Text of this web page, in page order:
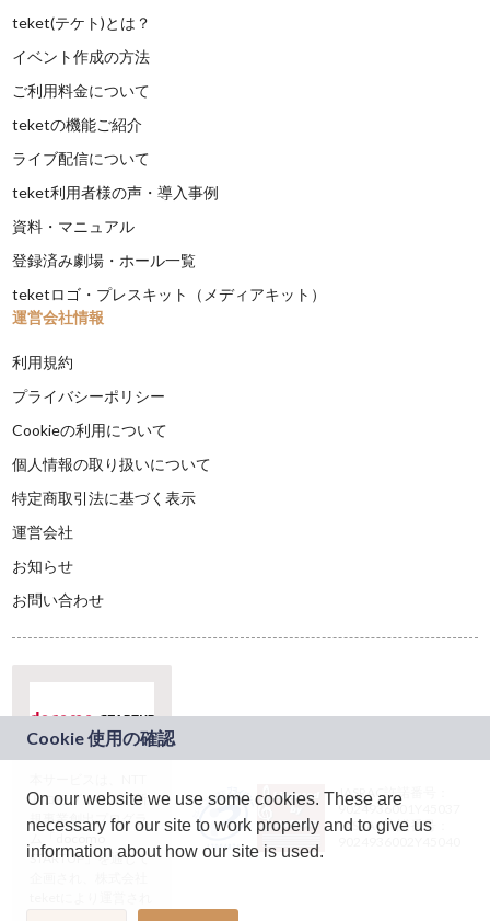
teket(テケト)とは？
イベント作成の方法
ご利用料金について
teketの機能ご紹介
ライブ配信について
teket利用者様の声・導入事例
資料・マニュアル
登録済み劇場・ホール一覧
teketロゴ・プレスキット（メディアキット）
運営会社情報
利用規約
プライバシーポリシー
Cookieの利用について
個人情報の取り扱いについて
特定商取引法に基づく表示
運営会社
お知らせ
お問い合わせ
ドコモグループの新
規事業創出プログラ
ム「docomo
STARTUP」を通じて
JASRAC許諾番号：
9024936001Y45037
JASRAC許諾番号：
On our website we use some cookies. These are
necessary for our site to work properly and to give us
information about how our site is used.